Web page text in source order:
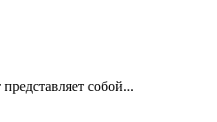
собой...